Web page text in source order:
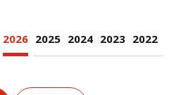
2026 2025 2024 2023 2022